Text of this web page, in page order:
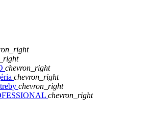
chevron_right
chevron_right
chevron_right
chevron_right